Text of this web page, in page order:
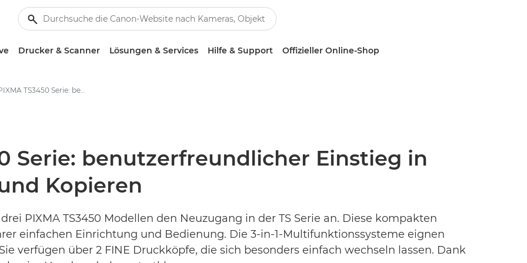
Drucker & Scanner Lösungen & Services Hilfe & Support Offizieller Online-Shop
Neue PIXMA TS3450 Serie: benutzerfreundlicher Einstieg in Drucken, Scannen und Kopieren - Canon Presse Center
Serie: benutzerfreundlicher Einstieg in
Kopieren
PIXMA TS3450 Modellen den Neuzugang in der TS Serie an. Diese kompakten
einfachen Einrichtung und Bedienung. Die 3-in-1-Multifunktionssysteme eignen
verfügen über 2 FINE Druckköpfe, die sich besonders einfach wechseln lassen. Dank